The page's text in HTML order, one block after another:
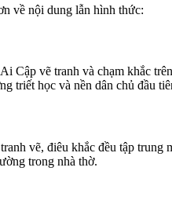
về nội dung lẫn hình thức:
Cập vẽ tranh và chạm khắc
triết học và nền dân chủ đầu
vẽ, điêu khắc đều tập
trong nhà thờ.